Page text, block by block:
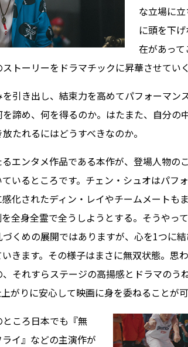
な立場に
に頭を下
在があっ
トーリーをドラマチックに昇華させていく
引き出し、結束力を高めてパフォーマン
諦め、何を得るのか。はたまた、自分の
たれるにはどうすべきなのか。
エンタメ作品である本作が、登場人物の
いるところです。チェン・シュオはパフ
化されたディン・レイやチームメートも
全身全霊で全うしようとする。そうやっ
くめの展開ではありますが、心を1つに
きます。その様子はまさに無双状態。思
それすらステージの高揚感とドラマのう
がりに安心して映画に身を委ねることが可
ころ日本でも『無
イ』などの主演作が